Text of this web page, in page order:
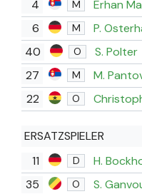
4 M Erhan
6 M P.
40 O S. Polter
27 M M.
22 O
ERSATZSPIELER
11
D H.
35 O S.